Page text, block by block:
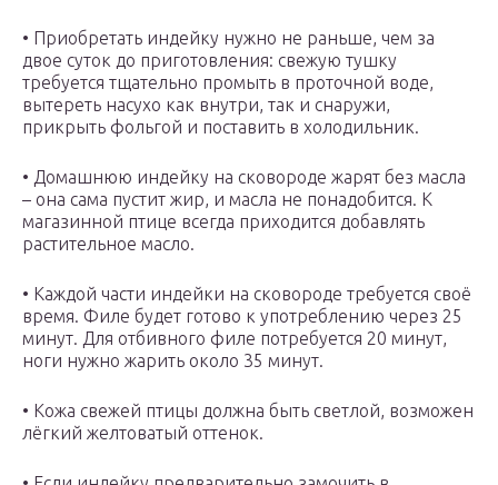
• Приобретать индейку нужно не раньше, чем за
двое суток до приготовления: свежую тушку
требуется тщательно промыть в проточной воде,
вытереть насухо как внутри, так и снаружи,
прикрыть фольгой и поставить в холодильник.
• Домашнюю индейку на сковороде жарят без масла
– она сама пустит жир, и масла не понадобится. К
магазинной птице всегда приходится добавлять
растительное масло.
• Каждой части индейки на сковороде требуется своё
время. Филе будет готово к употреблению через 25
минут. Для отбивного филе потребуется 20 минут,
ноги нужно жарить около 35 минут.
• Кожа свежей птицы должна быть светлой, возможен
лёгкий желтоватый оттенок.